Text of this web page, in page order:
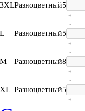
3XLРазноцветный5
+
L Разноцветный5
-
+
M Разноцветный8
-
+
XL Разноцветный5
-
+